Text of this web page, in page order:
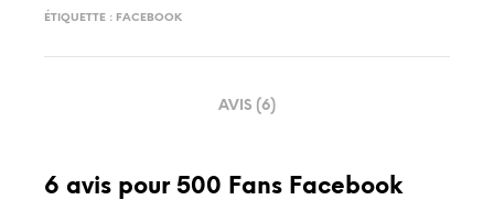
ÉTIQUETTE : FACEBOOK
AVIS (6)
6 avis pour 500 Fans Facebook